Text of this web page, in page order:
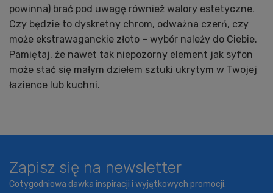
powinna) brać pod uwagę również walory estetyczne.
Czy będzie to dyskretny chrom, odważna czerń, czy
może ekstrawaganckie złoto – wybór należy do Ciebie.
Pamiętaj, że nawet tak niepozorny element jak syfon
może stać się małym dziełem sztuki ukrytym w Twojej
łazience lub kuchni.
Zapisz się na newsletter
Cotygodniowa dawka inspiracji i wyjątkowych promocji.